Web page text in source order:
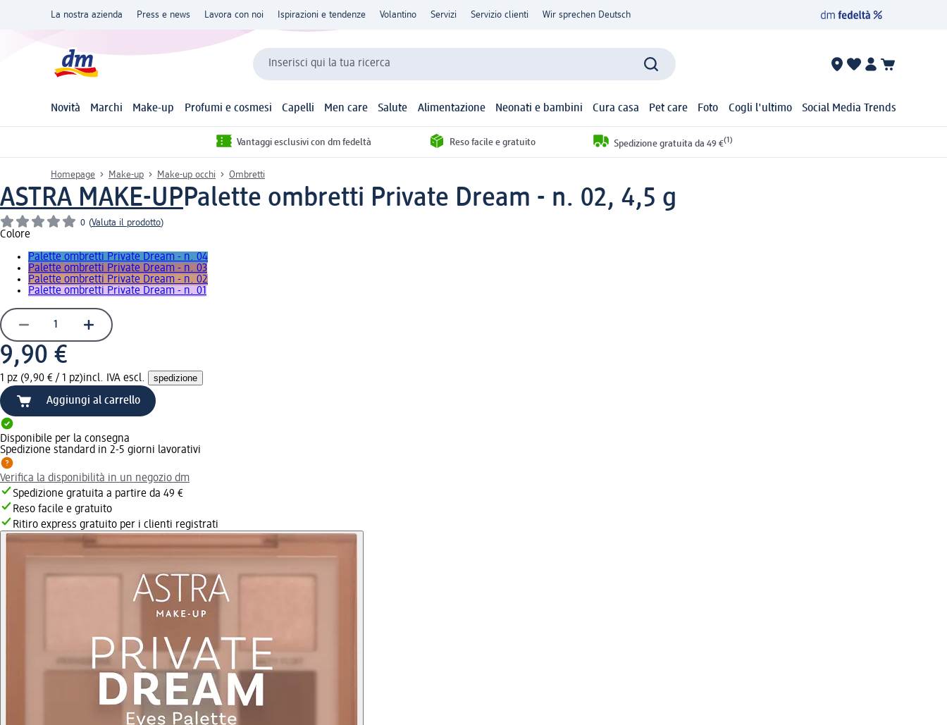
La nostra azienda Press e news Lavora con noi Ispirazioni e tendenze Volantino Servizi Servizio clienti Wir sprechen Deutsch
Inserisci qui la tua ricerca
Novità Marchi Make-up Profumi e cosmesi Capelli Men care Salute Alimentazione Neonati e bambini Cura casa Pet care Foto Cogli l'ultimo Social Media Trends
Vantaggi esclusivi con dm fedeltà Reso facile e gratuito Spedizione gratuita da 49 €(1)
Homepage Make-up Make-up occhi Ombretti
ASTRA MAKE-UPPalette ombretti Private Dream - n. 02, 4,5 g
0 (Valuta il prodotto)
Colore
Palette ombretti Private Dream - n. 04
Palette ombretti Private Dream - n. 03
Palette ombretti Private Dream - n. 02
Palette ombretti Private Dream - n. 01
9,90 €
1 pz (9,90 € / 1 pz)incl. IVA escl. spedizione
Aggiungi al carrello
Disponibile per la consegna
Spedizione standard in 2-5 giorni lavorativi
Verifica la disponibilità in un negozio dm
Spedizione gratuita a partire da 49 €
Reso facile e gratuito
Ritiro express gratuito per i clienti registrati